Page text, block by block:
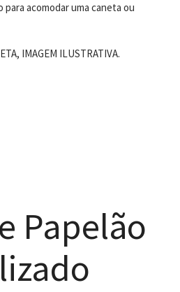
para acomodar uma caneta ou
IMAGEM ILUSTRATIVA.
Papelão